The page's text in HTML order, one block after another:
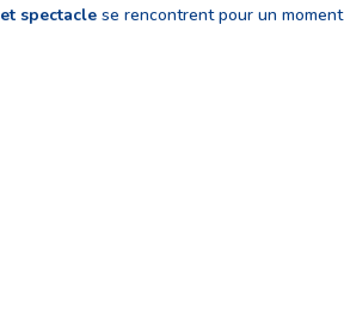
et spectacle se rencontrent pour un